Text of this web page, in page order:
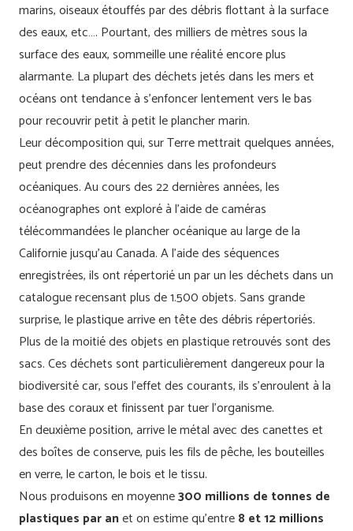
marins, oiseaux étouffés par des débris flottant à la surface
des eaux, etc…. Pourtant, des milliers de mètres sous la
surface des eaux, sommeille une réalité encore plus
alarmante. La plupart des déchets jetés dans les mers et
océans ont tendance à s’enfoncer lentement vers le bas
pour recouvrir petit à petit le plancher marin.
Leur décomposition qui, sur Terre mettrait quelques années,
peut prendre des décennies dans les profondeurs
océaniques. Au cours des 22 dernières années, les
océanographes ont exploré à l’aide de caméras
télécommandées le plancher océanique au large de la
Californie jusqu’au Canada. A l’aide des séquences
enregistrées, ils ont répertorié un par un les déchets dans un
catalogue recensant plus de 1.500 objets. Sans grande
surprise, le plastique arrive en tête des débris répertoriés.
Plus de la moitié des objets en plastique retrouvés sont des
sacs. Ces déchets sont particulièrement dangereux pour la
biodiversité car, sous l’effet des courants, ils s’enroulent à la
base des coraux et finissent par tuer l’organisme.
En deuxième position, arrive le métal avec des canettes et
des boîtes de conserve, puis les fils de pêche, les bouteilles
en verre, le carton, le bois et le tissu.
Nous produisons en moyenne300 millions de tonnes de
plastiques par anet on estime qu’entre8 et 12 millions